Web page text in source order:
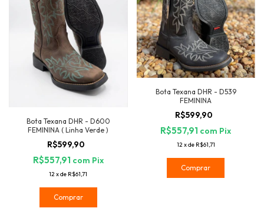
Bota Texana DHR - D600
FEMININA ( Linha Verde )
R$599,90
R$557,91 com Pix
12xde R$61,71
Comprar
Bota Texana DHR - D539
FEMININA
R$599,90
R$557,91 com Pix
12xde R$61,71
Comprar